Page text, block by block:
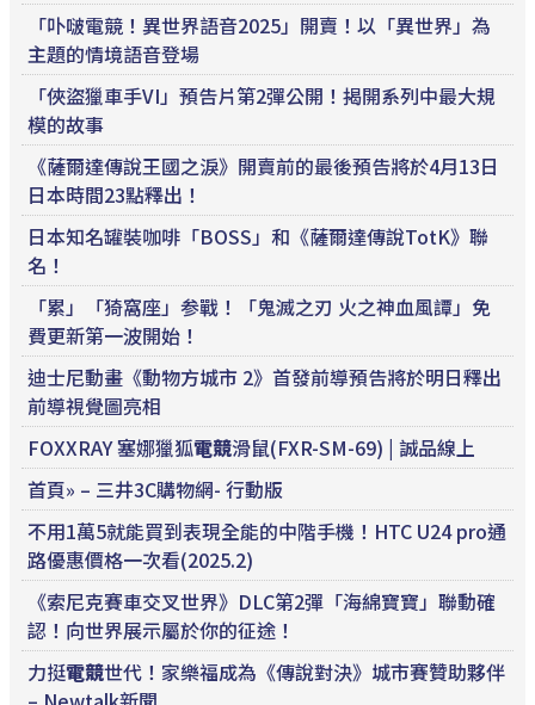
「卟啵電競！異世界語音2025」開賣！以「異世界」為
主題的情境語音登場
「俠盜獵車手VI」預告片第2彈公開！揭開系列中最大規
模的故事
《薩爾達傳說王國之淚》開賣前的最後預告將於4月13日
日本時間23點釋出！
日本知名罐裝咖啡「BOSS」和《薩爾達傳說TotK》聯
名！
「累」「猗窩座」参戰！「鬼滅之刃 火之神血風譚」免
費更新第一波開始！
迪士尼動畫《動物方城市 2》首發前導預告將於明日釋出
前導視覺圖亮相
FOXXRAY 塞娜獵狐電競滑鼠(FXR-SM-69) | 誠品線上
首頁» – 三井3C購物網- 行動版
不用1萬5就能買到表現全能的中階手機！HTC U24 pro通
路優惠價格一次看(2025.2)
《索尼克賽車交叉世界》DLC第2彈「海綿寶寶」聯動確
認！向世界展示屬於你的征途！
力挺電競世代！家樂福成為《傳說對決》城市賽贊助夥伴